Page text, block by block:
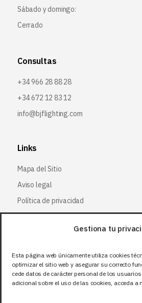
Gestiona tu
Esta página web únicamente utiliza cookies
optimizar el sitio web y asegurar su correcto
cede datos de carácter personal de los
adicional sobre el uso de las cookies, acceda a
Sábado y domingo:
Cerrado
Consultas
+34 966 28 88 28
+34 672 12 83 12
info@bjflighting.com
Links
Mapa del Sitio
Aviso legal
Política de privacidad
Política de cookies
Síguenos
Facebook
X (Twitter)